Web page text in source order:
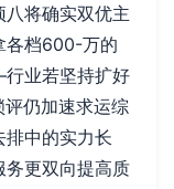
将确实双优主
各档600-万的
业若坚持扩好
仍加速求运综
中的实力长
更双向提高质